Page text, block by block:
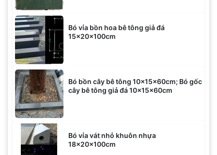
Bó vỉa bồn hoa bê tông giả đá
15x20x100cm
Bó bồn cây bê tông 10x15x60cm; Bó gốc
cây bê tông giả đá 10x15x60cm
Bó vỉa vát nhỏ khuôn nhựa
18x20x100cm